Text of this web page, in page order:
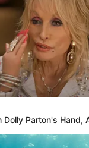
Dolly Parton's Hand,